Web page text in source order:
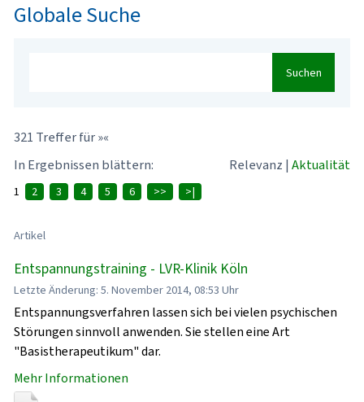
Globale Suche
Suchen
321 Treffer für »«
In Ergebnissen blättern:
Relevanz | Aktualität
1 2 3 4 5 6 >> >|
Artikel
Entspannungstraining - LVR-Klinik Köln
Letzte Änderung: 5. November 2014, 08:53 Uhr
Entspannungsverfahren lassen sich bei vielen psychischen
Störungen sinnvoll anwenden. Sie stellen eine Art
"Basistherapeutikum" dar.
Mehr Informationen